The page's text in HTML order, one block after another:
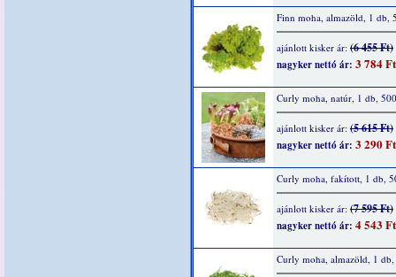
Finn moha, almazöld, 1 db,
ajánlott kisker ár: (6 455 Ft)
nagyker nettó ár: 3 784 Ft
Curly moha, natúr, 1 db,
ajánlott kisker ár: (5 615 Ft)
nagyker nettó ár: 3 290 Ft
Curly moha, fakított, 1 db,
ajánlott kisker ár: (7 595 Ft)
nagyker nettó ár: 4 543 Ft
Curly moha, almazöld, 1